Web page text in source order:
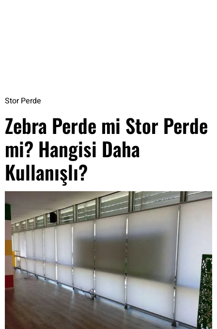
Stor Perde
Zebra Perde mi Stor Perde
mi? Hangisi Daha
Kullanışlı?